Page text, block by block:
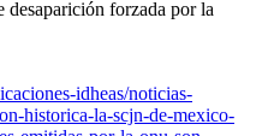
forzada por la
idheas/noticias-
historica-la-scjn-de-mexico-